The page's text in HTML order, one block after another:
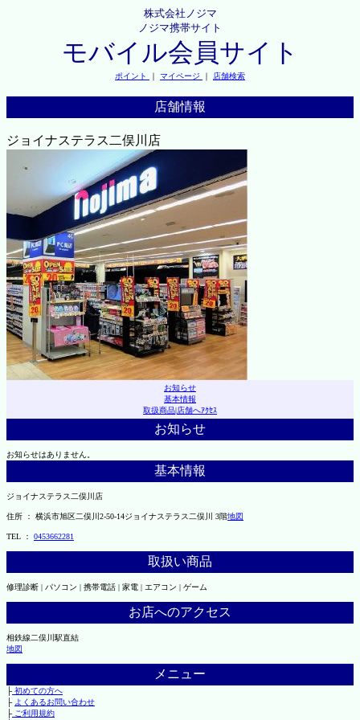
株式会社ノジマ
ノジマ携帯サイト
モバイル会員サイト
ポイント ｜ マイページ ｜ 店舗検索
店舗情報
ジョイナステラス二俣川店
お知らせ
基本情報
取扱商品|店舗へｱｸｾｽ
お知らせ
お知らせはありません。
基本情報
ジョイナステラス二俣川店
住所 ： 横浜市旭区二俣川2-50-14ジョイナステラス二俣川 3階地図
TEL ： 0453662281
取扱い商品
修理診断 | パソコン | 携帯電話 | 家電 | エアコン | ゲーム
お店へのアクセス
相鉄線二俣川駅直結
地図
メニュー
├初めての方へ
├ よくあるお問い合わせ
├ご利用規約